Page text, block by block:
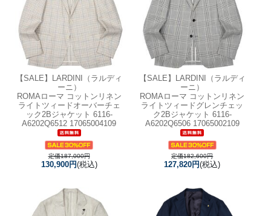
【SALE】
LARDINI（ラルディ
ーニ）
ROMAローマ コットンリネン
ライトツィードオーバーチェ
ック2Bジャケット 6116-
A6202Q6512 17065004109
定価187,000円
130,900円(税込)
【SALE】
LARDINI（ラルディ
ーニ）
ROMAローマ コットンリネン
ライトツィードグレンチェッ
ク2Bジャケット 6116-
A6202Q6506 17065002109
定価182,600円
127,820円(税込)